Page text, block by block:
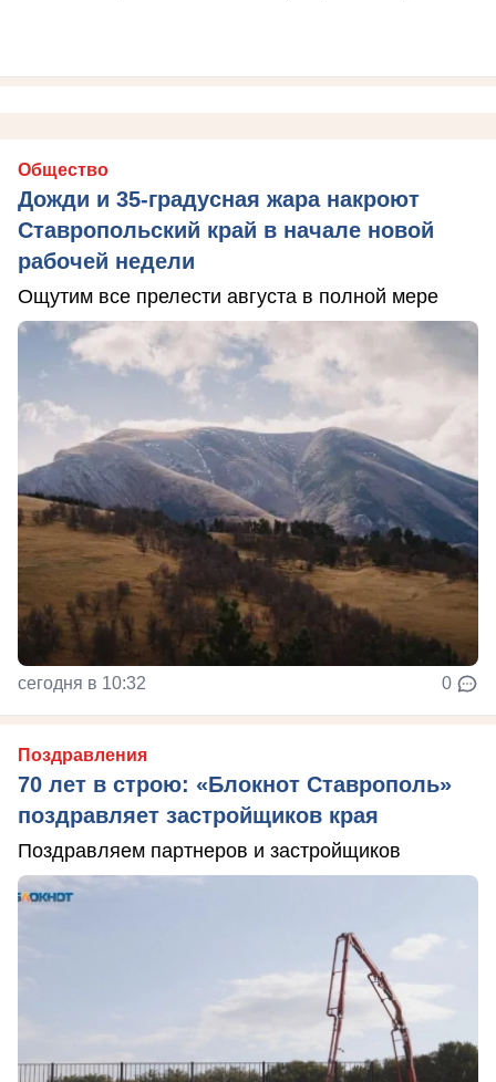
Общество
Дожди и 35-градусная жара накроют
Ставропольский край в начале новой
рабочей недели
Ощутим все прелести августа в полной мере
сегодня в 10:32 0
Поздравления
70 лет в строю: «Блокнот Ставрополь»
поздравляет застройщиков края
Поздравляем партнеров и застройщиков